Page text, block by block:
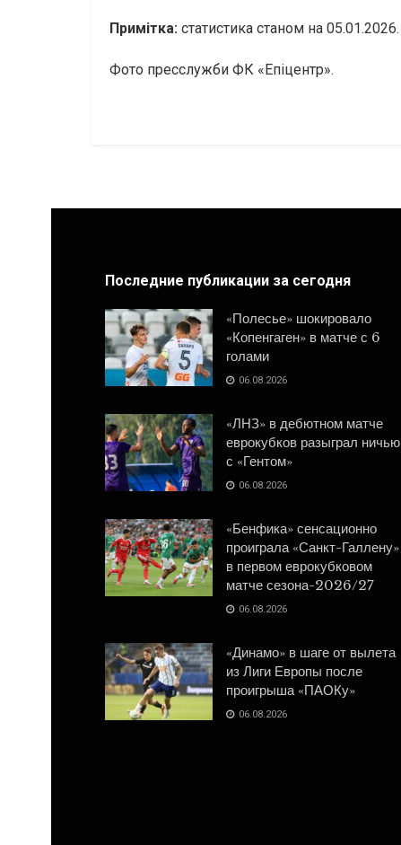
Примітка: статистика станом на 05.01.2026.
Фото пресслужби ФК «Епіцентр».
Последние публикации за сегодня
«Полесье» шокировало
«Копенгаген» в матче с 6
голами
06.08.2026
«ЛНЗ» в дебютном матче
еврокубков разыграл ничью
с «Гентом»
06.08.2026
«Бенфика» сенсационно
проиграла «Санкт-Галлену»
в первом еврокубковом
матче сезона-2026/27
06.08.2026
«Динамо» в шаге от вылета
из Лиги Европы после
проигрыша «ПАОКу»
06.08.2026